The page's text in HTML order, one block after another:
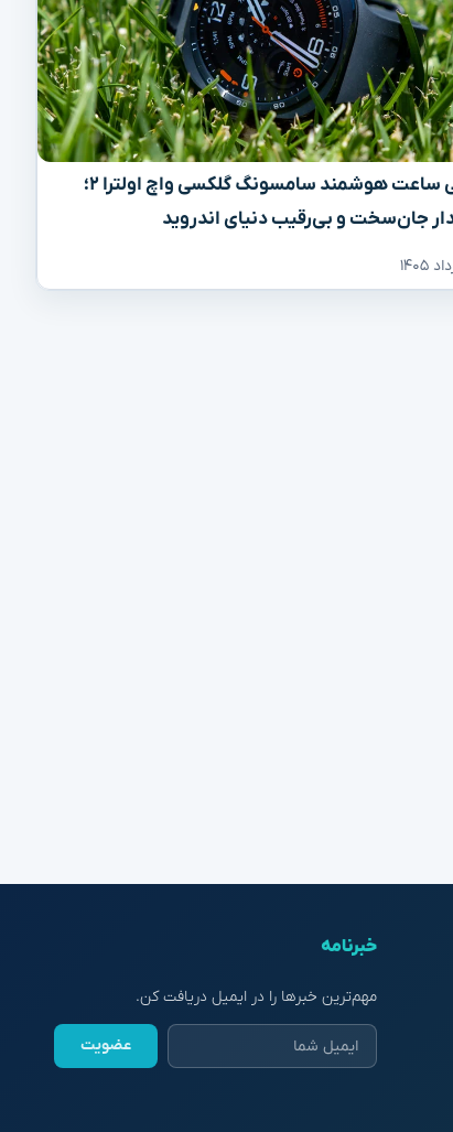
بررسی ساعت هوشمند سامسونگ گلکسی واچ اولترا ۲؛
جان‌سخت و بی‌رقیب دنیای اندروید
خبرنامه
مهم‌ترین خبرها را در ایمیل دریافت کن.
عضویت